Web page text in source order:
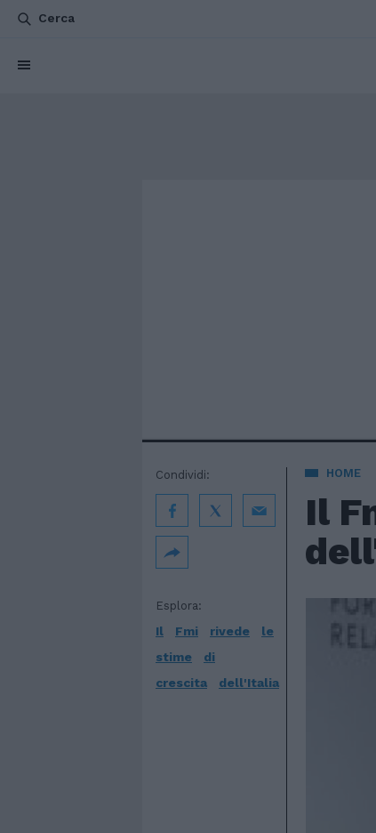
Cerca
HOME
Il
Esplora:
Il Fmi rivede
le
stime
di
crescita
dell'Italia
Condividi: